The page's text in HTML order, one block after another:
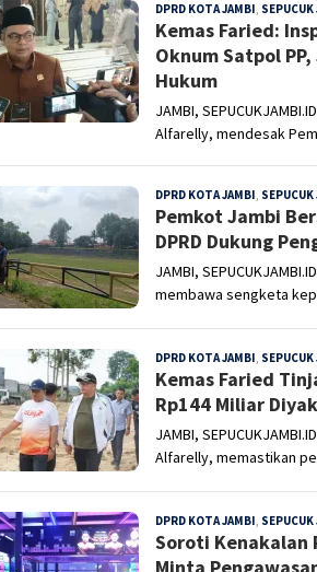
DPRD KOTA JAMBI, SEPUCUK
Kemas Faried:
Oknum Satpol
Hukum
JAMBI,
Alfarelly, mendesak
DPRD KOTA JAMBI, SEPUCUK
Pemkot Jambi
DPRD Dukung
JAMBI,
membawa sengketa
DPRD KOTA JAMBI, SEPUCUK
Kemas Faried
Rp144 Miliar
JAMBI,
Alfarelly, memastikan
DPRD KOTA JAMBI, SEPUCUK
Soroti Kenakalan